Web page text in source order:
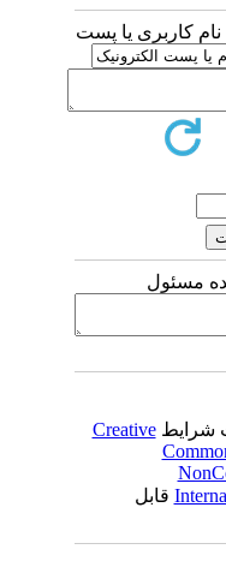
کاربری یا پست
مسئول
شرایطCreative
قابل